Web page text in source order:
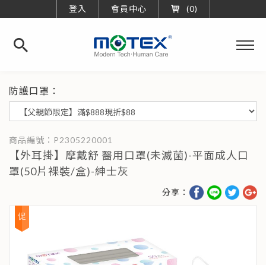
登入 會員中心 0
工
業
股
有
限
公
司
防護口罩：
【外耳掛】摩戴舒 醫用口罩(未滅菌)-平面成人口
罩(50片裸裝/盒)-紳士灰